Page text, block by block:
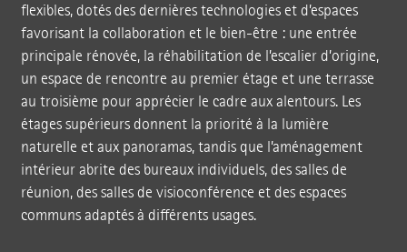
flexibles, dotés des dernières technologies et d’espaces
favorisant la collaboration et le bien-être : une entrée
principale rénovée, la réhabilitation de l’escalier d’origine,
un espace de rencontre au premier étage et une terrasse
au troisième pour apprécier le cadre aux alentours. Les
étages supérieurs donnent la priorité à la lumière
naturelle et aux panoramas, tandis que l’aménagement
intérieur abrite des bureaux individuels, des salles de
réunion, des salles de visioconférence et des espaces
communs adaptés à différents usages.